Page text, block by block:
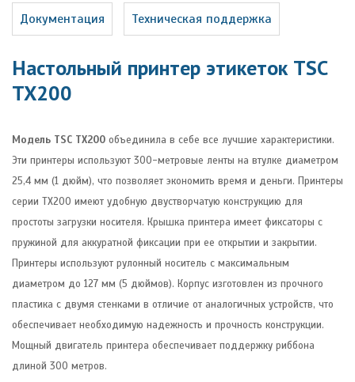
Документация Техническая поддержка
Настольный принтер этикеток TSC
TX200
Модель TSC TX200 объединила в себе все лучшие характеристики.
Эти принтеры используют 300-метровые ленты на втулке диаметром
25,4 мм (1 дюйм), что позволяет экономить время и деньги. Принтеры
серии ТХ200 имеют удобную двустворчатую конструкцию для
простоты загрузки носителя. Крышка принтера имеет фиксаторы с
пружиной для аккуратной фиксации при ее открытии и закрытии.
Принтеры используют рулонный носитель с максимальным
диаметром до 127 мм (5 дюймов). Корпус изготовлен из прочного
пластика с двумя стенками в отличие от аналогичных устройств, что
обеспечивает необходимую надежность и прочность конструкции.
Мощный двигатель принтера обеспечивает поддержку риббона
длиной 300 метров.